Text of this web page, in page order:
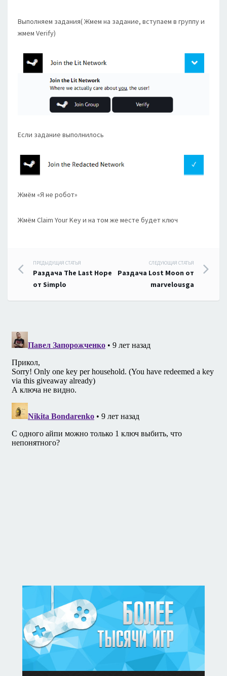
Выполняем задания( Жмем на задание, вступаем в группу и
жмем Verify)
Если задание выполнилось
Жмём «Я не робот»
Жмём Claim Your Key и на том же месте будет ключ
Навигация
по
записям
ПРЕДЫДУЩАЯ СТАТЬЯ
Раздача The Last Hope
от Simplo
СЛЕДУЮЩАЯ СТАТЬЯ
Раздача Lost Moon от
marvelousga